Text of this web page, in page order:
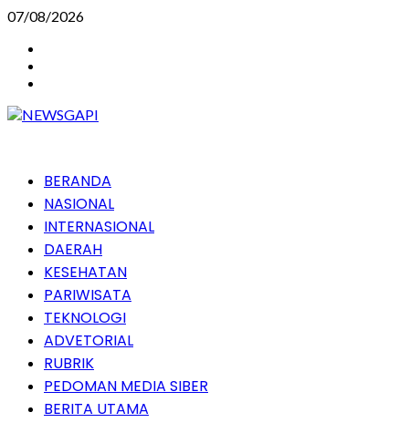
Skip
content
07/08/2026
PrimaryBERANDA
NASIONAL
INTERNASIONAL
DAERAH
KESEHATAN
PARIWISATA
TEKNOLOGI
ADVETORIAL
RUBRIK
PEDOMAN MEDIA SIBER
BERITA UTAMA